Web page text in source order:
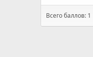
Всего баллов: 1